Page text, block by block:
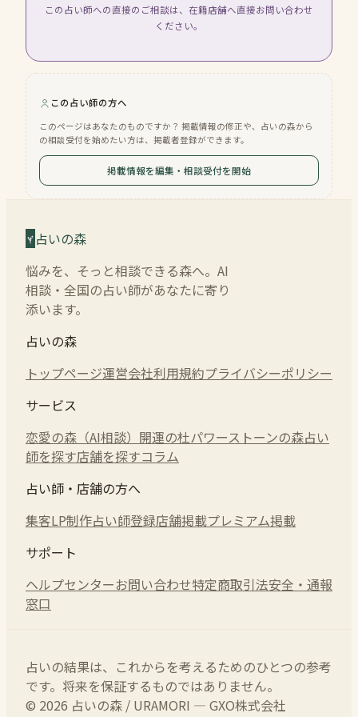
この占い師への直接のご相談は、在籍店舗へ直接お問い合わせ
ください。
この占い師の方へ
このページはあなたのものですか？ 掲載情報の修正や、占いの森から
の相談受付を始めたい方は、掲載者登録ができます。
掲載情報を編集・相談受付を開始
占いの森
悩みを、そっと相談できる森へ。AI
相談・全国の占い師があなたに寄り
添います。
占いの森
トップページ運営会社利用規約プライバシーポリシー
サービス
恋愛の森（AI相談） 開運の杜パワーストーンの森占い
師を探す店舗を探すコラム
占い師・店舗の方へ
集客LP制作占い師登録店舗掲載プレミアム掲載
サポート
ヘルプセンターお問い合わせ特定商取引法安全・通報
窓口
占いの結果は、これからを考えるためのひとつの参考
です。将来を保証するものではありません。
© 2026 占いの森 / URAMORI — GXO株式会社